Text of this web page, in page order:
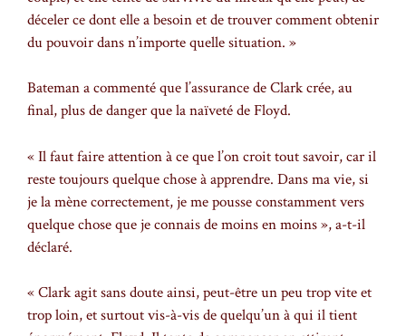
déceler ce dont elle a besoin et de trouver comment obtenir
du pouvoir dans n’importe quelle situation. »
Bateman a commenté que l’assurance de Clark crée, au
final, plus de danger que la naïveté de Floyd.
« Il faut faire attention à ce que l’on croit tout savoir, car il
reste toujours quelque chose à apprendre. Dans ma vie, si
je la mène correctement, je me pousse constamment vers
quelque chose que je connais de moins en moins », a-t-il
déclaré.
« Clark agit sans doute ainsi, peut-être un peu trop vite et
trop loin, et surtout vis-à-vis de quelqu’un à qui il tient